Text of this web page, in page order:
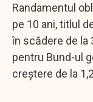
Randamentul
pe 10 ani, titlul
în scădere de la
pentru Bund-ul
creștere de la